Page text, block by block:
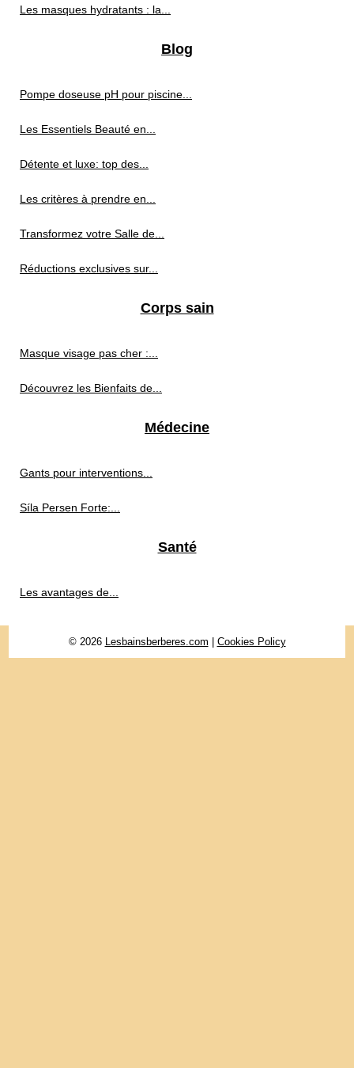
Les masques hydratants : la...
Blog
Pompe doseuse pH pour piscine...
Les Essentiels Beauté en...
Détente et luxe: top des...
Les critères à prendre en...
Transformez votre Salle de...
Réductions exclusives sur...
Corps sain
Masque visage pas cher :...
Découvrez les Bienfaits de...
Médecine
Gants pour interventions...
Síla Persen Forte:...
Santé
Les avantages de...
© 2026 Lesbainsberberes.com Cookies Policy